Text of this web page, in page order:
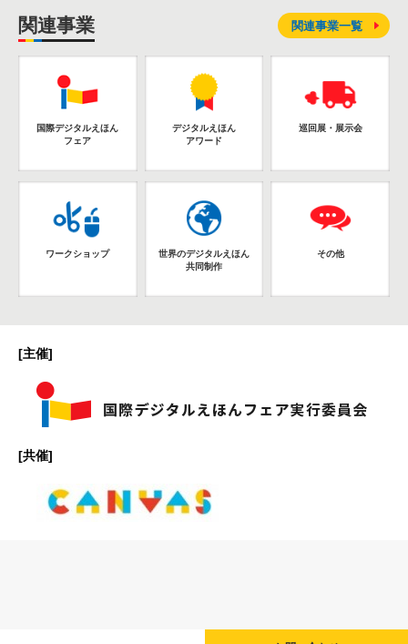
関連事業
国際デジタルえほん
フェア
デジタルえほん
アワード
巡回展・展示会
ワークショップ
世界のデジタルえほん
共同制作
その他
関連事業一覧
[主催]
[共催]